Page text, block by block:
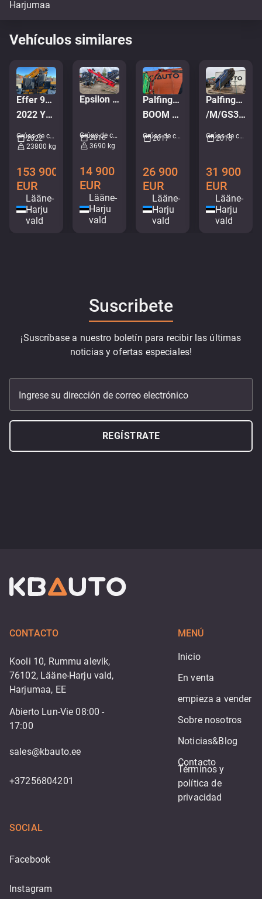
Vehículos similares
Effer 955 8/S + JIB 9CN61VQR1111R8
2022 YEAR
Grúas de carga • M388-9458
2022
23800 kg
153 900
EUR
Lääne-
Harju
vald
Epsilon M12L97
Grúas de carga • M749-3780
2016
3690 kg
14 900
EUR
Lääne-
Harju
vald
Palfinger PK 19001
BOOM 12,5 m / 1220 kg
Grúas de carga • M471-6684
2017
26 900
EUR
Lääne-
Harju
vald
Palfinger PK50002
/M/GS35S
Grúas de carga • M239-5031
2016
31 900
EUR
Lääne-
Harju
vald
Suscribete
¡Suscríbase a nuestro boletín para recibir las últimas
noticias y ofertas especiales!
Ingrese su dirección de correo electrónico
REGÍSTRATE
CONTACTO
Kooli 10, Rummu alevik,
76102, Lääne-Harju vald,
Harjumaa, EE
Abierto Lun-Vie 08:00 -
17:00
sales@kbauto.ee
+37256804201
MENÚ
Inicio
En venta
empieza a vender
Sobre nosotros
Noticias&Blog
Contacto
Términos y
política de
privacidad
SOCIAL
Facebook
Instagram